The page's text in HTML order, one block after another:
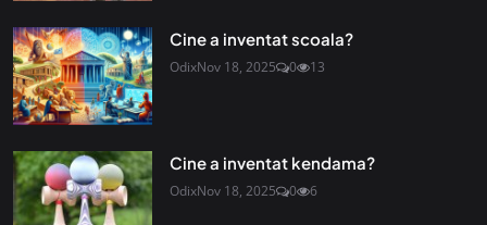
Cine a inventat scoala?
OdixNov 18, 2025 0 13
Cine a inventat kendama?
OdixNov 18, 2025 0 6